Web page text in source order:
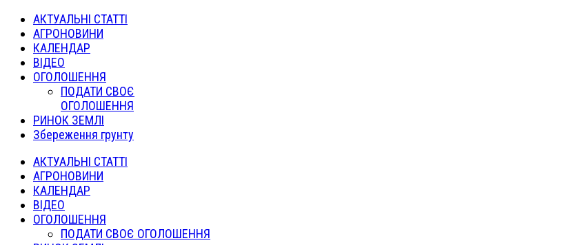
АКТУАЛЬНІ СТАТТІ
АГРОНОВИНИ
КАЛЕНДАР
ВІДЕО
ОГОЛОШЕННЯ
ПОДАТИ СВОЄ
ОГОЛОШЕННЯ
РИНОК ЗЕМЛІ
Збереження грунту
АКТУАЛЬНІ СТАТТІ
АГРОНОВИНИ
КАЛЕНДАР
ВІДЕО
ОГОЛОШЕННЯ
ПОДАТИ СВОЄ ОГОЛОШЕННЯ